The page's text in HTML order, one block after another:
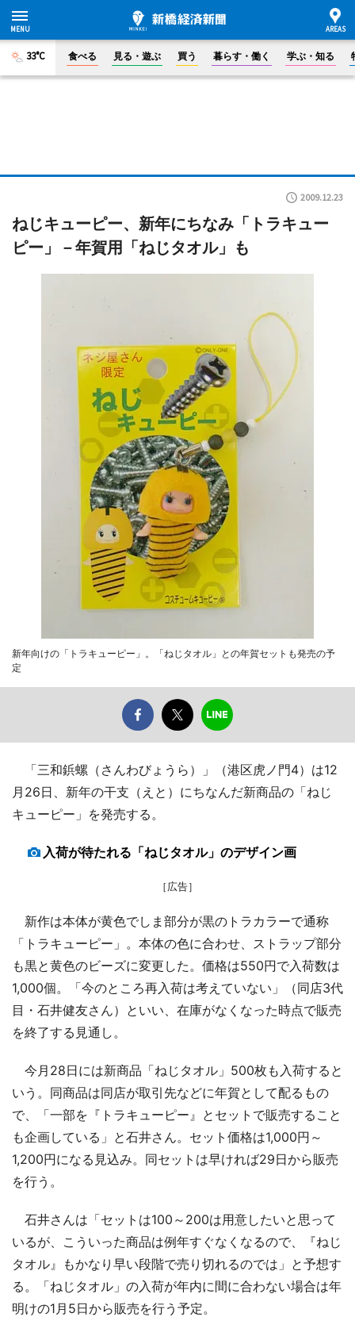
33°C 食べる 見る・遊ぶ 買う 暮らす・働く 学ぶ・知る
2009.12.23
ねじキューピー、新年にちなみ「トラキュー
ピー」－年賀用「ねじタオル」も
新年向けの「トラキューピー」。「ねじタオル」との年賀セットも発売の予
定
「三和鋲螺（さんわびょうら）」（港区虎ノ門4）は12
月26日、新年の干支（えと）にちなんだ新商品の「ねじ
キューピー」を発売する。
入荷が待たれる「ねじタオル」のデザイン画
［広告］
新作は本体が黄色でしま部分が黒のトラカラーで通称
「トラキューピー」。本体の色に合わせ、ストラップ部分
も黒と黄色のビーズに変更した。価格は550円で入荷数は
1,000個。「今のところ再入荷は考えていない」（同店3代
目・石井健友さん）といい、在庫がなくなった時点で販売
を終了する見通し。
今月28日には新商品「ねじタオル」500枚も入荷すると
いう。同商品は同店が取引先などに年賀として配るもの
で、「一部を『トラキューピー』とセットで販売すること
も企画している」と石井さん。セット価格は1,000円～
1,200円になる見込み。同セットは早ければ29日から販売
を行う。
石井さんは「セットは100～200は用意したいと思って
いるが、こういった商品は例年すぐなくなるので、『ねじ
タオル』もかなり早い段階で売り切れるのでは」と予想す
る。「ねじタオル」の入荷が年内に間に合わない場合は年
明けの1月5日から販売を行う予定。